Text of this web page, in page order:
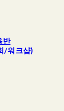
반
/워크샵)